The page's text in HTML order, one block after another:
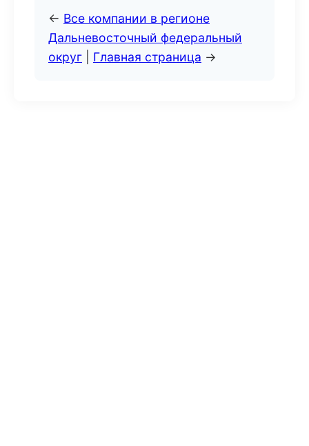
← Все компании в регионе
Дальневосточный федеральный
округ
Главная страница →